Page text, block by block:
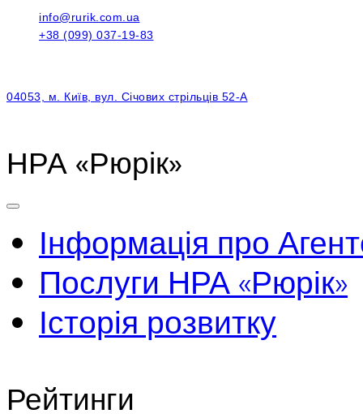
info@rurik.com.ua
+38 (099) 037-19-83
04053, м. Київ, вул. Січових стрільців 52-А
НРА «Рюрік»
Інформація про
Послуги НРА «Рюрік»
Історія розвитку
Рейтинги